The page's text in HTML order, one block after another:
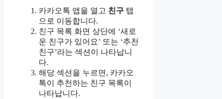
카카오톡 앱을 열고 친구 탭
으로 이동합니다.
친구 목록 화면 상단에 ‘새로
운 친구가 있어요’ 또는 ‘추천
친구’라는 섹션이 나타납니
다.
해당 섹션을 누르면, 카카오
톡이 추천하는 친구 목록이
나타납니다.